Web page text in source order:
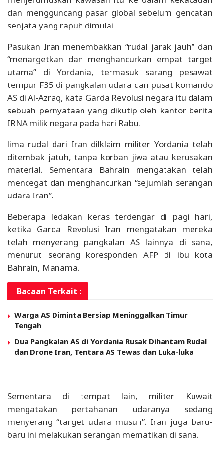
dan mengguncang pasar global sebelum gencatan
senjata yang rapuh dimulai.
Pasukan Iran menembakkan “rudal jarak jauh” dan
“menargetkan dan menghancurkan empat target
utama” di Yordania, termasuk sarang pesawat
tempur F35 di pangkalan udara dan pusat komando
AS di Al-Azraq, kata Garda Revolusi negara itu dalam
sebuah pernyataan yang dikutip oleh kantor berita
IRNA milik negara pada hari Rabu.
lima rudal dari Iran dilklaim militer Yordania telah
ditembak jatuh, tanpa korban jiwa atau kerusakan
material. Sementara Bahrain mengatakan telah
mencegat dan menghancurkan “sejumlah serangan
udara Iran”.
Beberapa ledakan keras terdengar di pagi hari,
ketika Garda Revolusi Iran mengatakan mereka
telah menyerang pangkalan AS lainnya di sana,
menurut seorang koresponden AFP di ibu kota
Bahrain, Manama.
Bacaan Terkait :
Warga AS Diminta Bersiap Meninggalkan Timur
Tengah
Dua Pangkalan AS di Yordania Rusak Dihantam Rudal
dan Drone Iran, Tentara AS Tewas dan Luka-luka
Sementara di tempat lain, militer Kuwait
mengatakan pertahanan udaranya sedang
menyerang “target udara musuh”. Iran juga baru-
baru ini melakukan serangan mematikan di sana.